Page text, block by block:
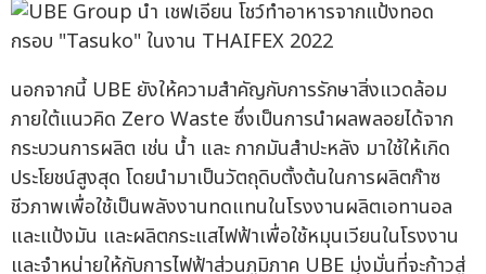
นอกจากนี้ UBE ยังให้ความสำคัญกับการรักษาสิ่งแวดล้อม
ภายใต้แนวคิด Zero Waste ซึ่งเป็นการนำผลพลอยได้จาก
กระบวนการผลิต เช่น น้ำ และ กากมันสำปะหลัง มาใช้ให้เกิด
ประโยชน์สูงสุด โดยนำมาเป็นวัตถุดิบตั้งต้นในการผลิตก๊าซ
ชีวภาพเพื่อใช้เป็นพลังงานทดแทนในโรงงานผลิตเอทานอล
และแป้งมัน และผลิตกระแสไฟฟ้าเพื่อใช้หมุนเวียนในโรงงาน
และจำหน่ายให้กับการไฟฟ้าส่วนภูมิภาค UBE มุ่งมั่นที่จะก้าวสู่